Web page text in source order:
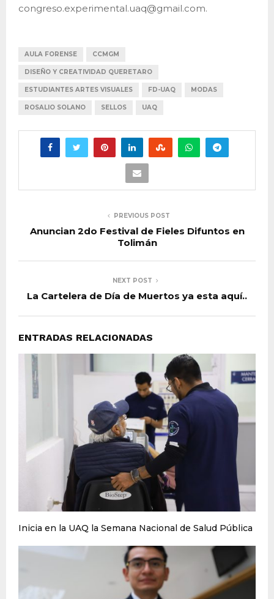
congreso.experimental.uaq@gmail.com.
AULA FORENSE CCMGM
DISEÑO Y CREATIVIDAD QUERETARO
ESTUDIANTES ARTES VISUALES FD-UAQ MODAS
ROSALIO SOLANO SELLOS UAQ
PREVIOUS POST
Anuncian 2do Festival de Fieles Difuntos en
Tolimán
NEXT POST
La Cartelera de Día de Muertos ya esta aquí..
ENTRADAS RELACIONADAS
Inicia en la UAQ la Semana Nacional de Salud Pública